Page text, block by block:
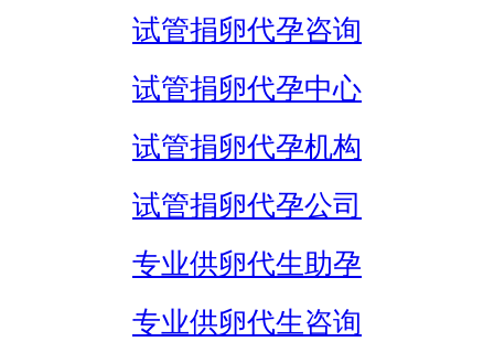
试管捐卵代孕咨询
试管捐卵代孕中心
试管捐卵代孕机构
试管捐卵代孕公司
专业供卵代生助孕
专业供卵代生咨询